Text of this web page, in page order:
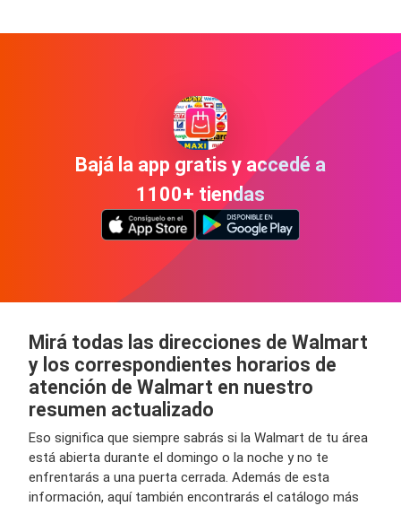
Bajá la app gratis y accedé a
1100+ tiendas
Mirá todas las direcciones de Walmart
y los correspondientes horarios de
atención de Walmart en nuestro
resumen actualizado
Eso significa que siempre sabrás si la Walmart de tu área
está abierta durante el domingo o la noche y no te
enfrentarás a una puerta cerrada. Además de esta
información, aquí también encontrarás el catálogo más